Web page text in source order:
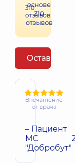
310
отзывов
основе
310
отзывов
Оставить
Впечатление
от врача
– Пациент
МС
"Добробут"